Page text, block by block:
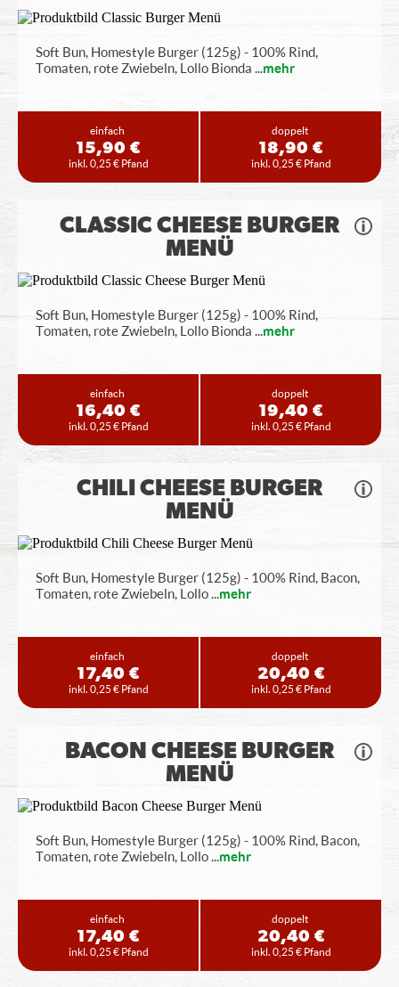
Soft Bun, Homestyle Burger (125g) - 100% Rind,
Tomaten, rote Zwiebeln, Lollo Bionda ...mehr
einfach
15,90 €
inkl. 0,25 € Pfand
doppelt
18,90 €
inkl. 0,25 € Pfand
CLASSIC CHEESE BURGER
MENÜ
Soft Bun, Homestyle Burger (125g) - 100% Rind,
Tomaten, rote Zwiebeln, Lollo Bionda ...mehr
einfach
16,40 €
inkl. 0,25 € Pfand
doppelt
19,40 €
inkl. 0,25 € Pfand
CHILI CHEESE BURGER
MENÜ
Soft Bun, Homestyle Burger (125g) - 100% Rind, Bacon,
Tomaten, rote Zwiebeln, Lollo...mehr
einfach
17,40 €
inkl. 0,25 € Pfand
doppelt
20,40 €
inkl. 0,25 € Pfand
BACON CHEESE BURGER
MENÜ
Soft Bun, Homestyle Burger (125g) - 100% Rind, Bacon,
Tomaten, rote Zwiebeln, Lollo...mehr
einfach
17,40 €
inkl. 0,25 € Pfand
doppelt
20,40 €
inkl. 0,25 € Pfand